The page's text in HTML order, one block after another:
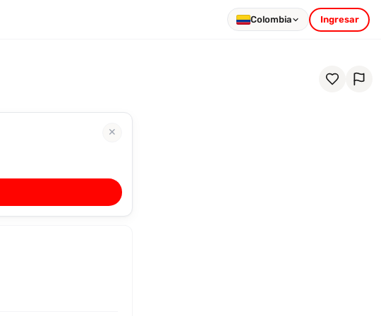
Colombia Ingresar
✕